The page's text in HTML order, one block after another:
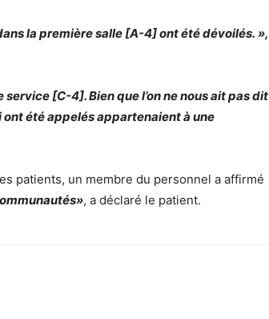
la première salle [A-4] ont été dévoilés. »,
[C-4]. Bien que l’on ne nous ait pas dit
été appelés appartenaient à une
patients, un membre du personnel a affirmé
, a déclaré le patient.